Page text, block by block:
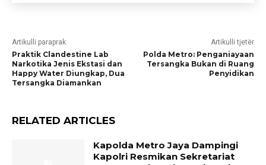
Artikulli paraprak
Praktik Clandestine Lab
Narkotika Jenis Ekstasi dan
Happy Water Diungkap, Dua
Tersangka Diamankan
Artikulli tjetër
Polda Metro: Penganiayaan
Tersangka Bukan di Ruang
Penyidikan
RELATED ARTICLES
Kapolda Metro Jaya Dampingi
Kapolri Resmikan Sekretariat